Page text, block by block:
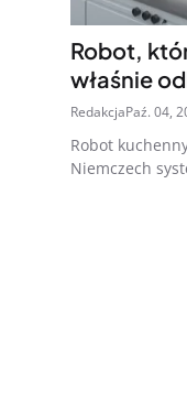
Robot,
właśnie
RedakcjaPaź. 04,
Robot
Niemczech